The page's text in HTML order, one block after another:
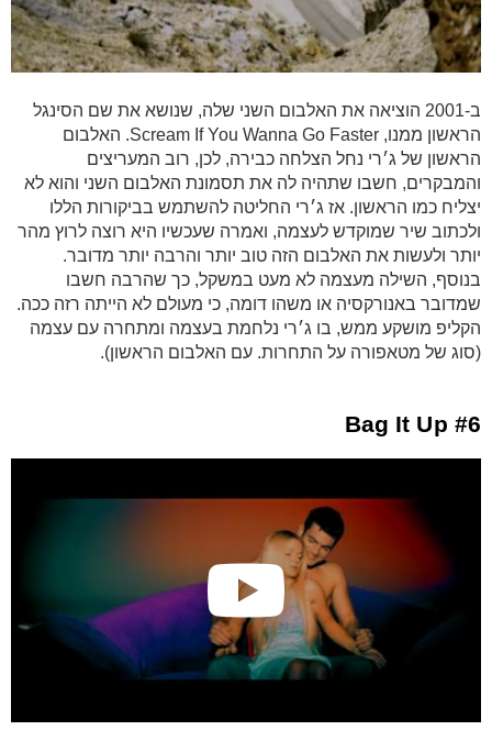
ב-2001 הוציאה את האלבום השני שלה, שנושא את שם הסינגל
הראשון ממנו, Scream If You Wanna Go Faster. האלבום
הראשון של ג׳רי נחל הצלחה כבירה, לכן, רוב המעריצים
והמבקרים, חשבו שתהיה לה את תסמונת האלבום השני והוא לא
יצליח כמו הראשון. אז ג׳רי החליטה להשתמש בביקורות הללו
ולכתוב שיר שמוקדש לעצמה, ואמרה שעכשיו היא רוצה לרוץ מהר
יותר ולעשות את האלבום הזה טוב יותר והרבה יותר מדובר.
בנוסף, השילה מעצמה לא מעט במשקל, כך שהרבה חשבו
שמדובר באנורקסיה או משהו דומה, כי מעולם לא הייתה רזה ככה.
הקליפ מושקע ממש, בו ג׳רי נלחמת בעצמה ומתחרה עם עצמה
(סוג של מטאפורה על התחרות. עם האלבום הראשון).
#6 Bag It Up